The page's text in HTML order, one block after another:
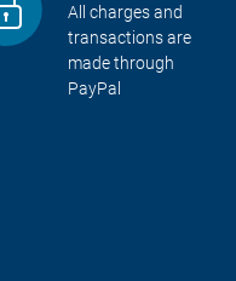
All charges and
transactions are
made through
PayPal